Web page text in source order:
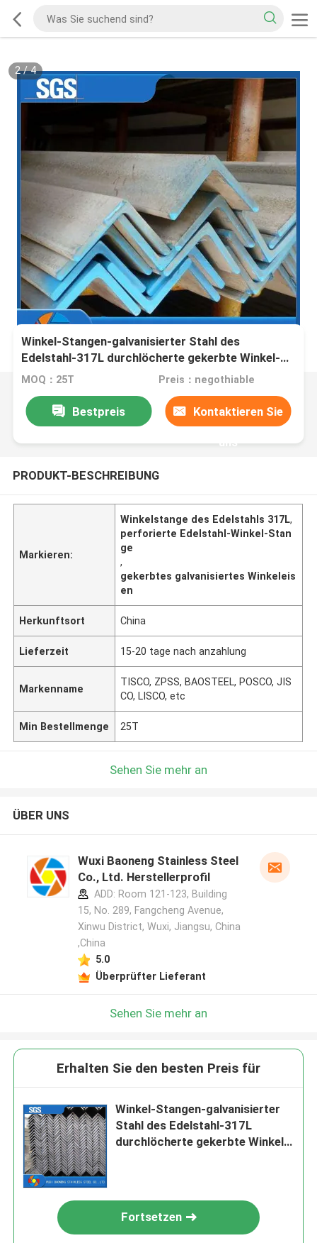
2/4
Winkel-Stangen-galvanisierter Stahl des
Edelstahl-317L durchlöcherte gekerbte Winkel-
Stange für Garagentor
MOQ：25T Preis：negothiable
Bestpreis Kontaktieren Sie
uns
PRODUKT-BESCHREIBUNG
Markieren:
Winkelstange des Edelstahls 317L,
perforierte Edelstahl-Winkel-Stan
ge
,
gekerbtes galvanisiertes Winkeleis
en
Herkunftsort China
Lieferzeit 15-20 tage nach anzahlung
Markenname
TISCO, ZPSS, BAOSTEEL, POSCO, JIS
CO, LISCO, etc
Min Bestellmenge 25T
Sehen Sie mehr an
ÜBER UNS
Wuxi Baoneng Stainless Steel
Co., Ltd. Herstellerprofil
ADD: Room 121-123, Building
15, No. 289, Fangcheng Avenue,
Xinwu District, Wuxi, Jiangsu, China
,China
5.0
Überprüfter Lieferant
Sehen Sie mehr an
Erhalten Sie den besten Preis für
Winkel-Stangen-galvanisierter
Stahl des Edelstahl-317L
durchlöcherte gekerbte Winkel-
Fortsetzen